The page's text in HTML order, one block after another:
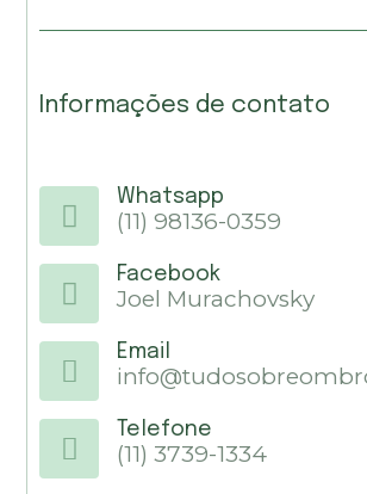
Informações de contato
Whatsapp
(11) 98136-0359
Facebook
Joel Murachovsky
Email
Telefone
(11) 3739-1334